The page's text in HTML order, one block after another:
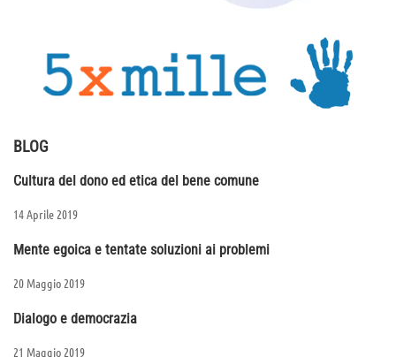
BLOG
Cultura del dono ed etica del bene comune
14 Aprile 2019
Mente egoica e tentate soluzioni ai problemi
20 Maggio 2019
Dialogo e democrazia
21 Maggio 2019